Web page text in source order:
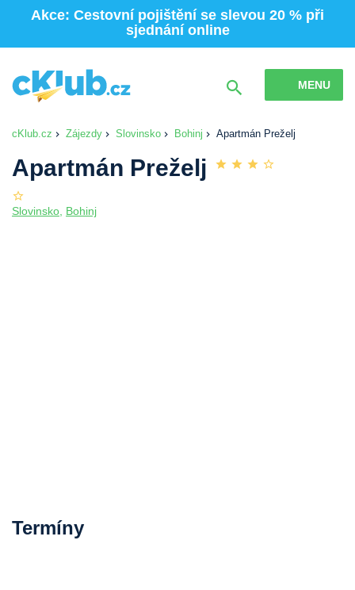
Akce: Cestovní pojištění se slevou 20 % při
sjednání online
MENU
cKlub.cz Zájezdy Slovinsko Bohinj Apartmán Preželj
Apartmán Preželj
Slovinsko, Bohinj
Termíny